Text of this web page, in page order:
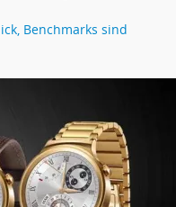
Benchmarks sind